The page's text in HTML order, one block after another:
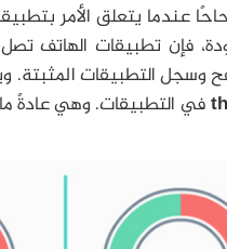
عندما يتعلق الأمر
فإن تطبيقات الهاتف
وسجل التطبيقات المثبتة.
في التطبيقات. وهي عادةً